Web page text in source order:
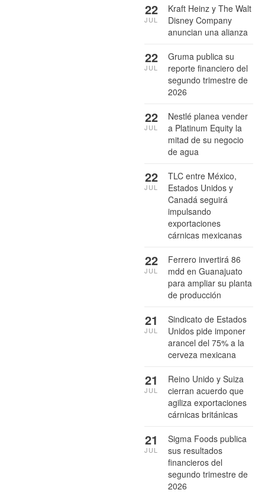
Kraft Heinz y The Walt
Disney Company
anuncian una alianza
22
JUL
Gruma publica su
reporte financiero del
segundo trimestre de
2026
22
JUL
Nestlé planea vender
a Platinum Equity la
mitad de su negocio
de agua
22
JUL
TLC entre México,
Estados Unidos y
Canadá seguirá
impulsando
exportaciones
cárnicas mexicanas
22
JUL
Ferrero invertirá 86
mdd en Guanajuato
para ampliar su planta
de producción
22
JUL
Sindicato de Estados
Unidos pide imponer
arancel del 75% a la
cerveza mexicana
21
JUL
Reino Unido y Suiza
cierran acuerdo que
agiliza exportaciones
cárnicas británicas
21
JUL
Sigma Foods publica
sus resultados
financieros del
segundo trimestre de
2026
21
JUL